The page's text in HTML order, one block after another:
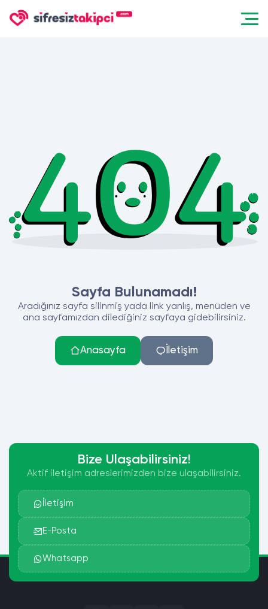
Sayfa Bulunamadı!
Aradığınız sayfa silinmiş yada link yanlış, menüden ve
ana sayfamızdan dilediğiniz sayfaya gidebilirsiniz.
Anasayfa İletişim
Bize Ulaşabilirsiniz!
Aktif iletişim adreslerimizden bize ulaşabilirsiniz.
İletişim
E-Posta
Whatsapp